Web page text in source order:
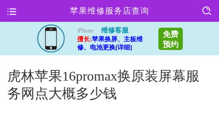
苹果维修服务店查询
iPhone
维修客服
擅长:苹果换屏、主板维
修、电池更换[详细]
免费
预约
虎林苹果16promax换原装屏幕服
务网点大概多少钱